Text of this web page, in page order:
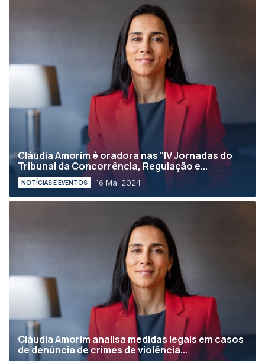
Cláudia Amorim é oradora nas “IV Jornadas do
Tribunal da Concorrência, Regulação e...
NOTÍCIAS E EVENTOS 16 Mai 2024
Cláudia Amorim analisa medidas legais em casos
de denúncia de crimes de violência...